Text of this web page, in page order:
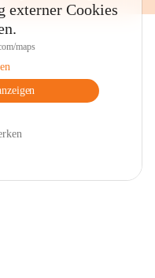
externer Cookies
maps